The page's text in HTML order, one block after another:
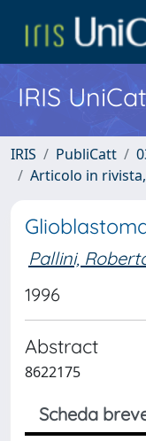
IRIS
IRIS PubliCatt
Articolo in
Pallini,
1996
Abstract
8622175
Scheda